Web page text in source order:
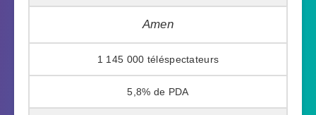
Amen
1 145 000
5,8%